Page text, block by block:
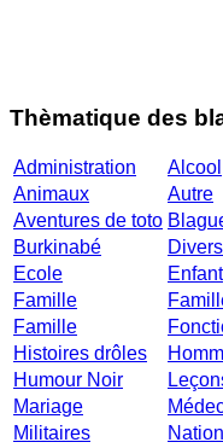
Thèmatique des
Administration
Alcool
Animaux
Autre
Aventures de toto
Burkinabé
Ecole
Enfant
Famille
Famille
Histoires drôles
Humour Noir
Mariage
Militaires